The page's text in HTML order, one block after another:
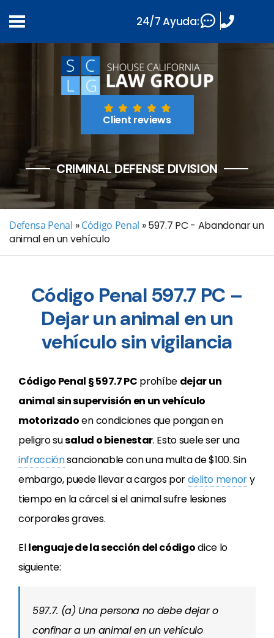
Client reviews
CRIMINAL DEFENSE DIVISION
Defensa Penal » Código Penal »597.7 PC - Abandonar un
animal en un vehículo
Código Penal 597.7 PC –
Dejar un animal en un
vehículo sin vigilancia
Código Penal § 597.7 PC prohíbe dejar un
animal sin supervisión en un vehículo
motorizadoen condiciones que pongan en
peligro susalud o bienestar. Esto suele ser una
infracciónsancionable con una multa de $100. Sin
embargo, puede llevar a cargos pordelito menory
tiempo en la cárcel si el animal sufre lesiones
corporales graves.
Ellenguaje de la sección del códigodice lo
siguiente:
597.7. (a) Una persona no debe dejar o
confinar a un animal en un vehículo
24/7 Ayuda: